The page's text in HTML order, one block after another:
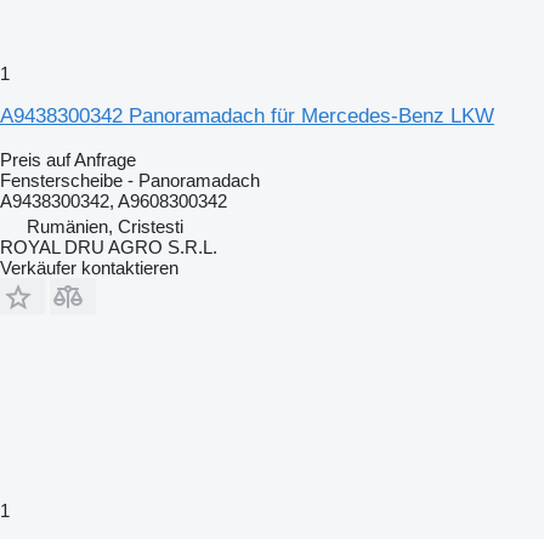
1
A9438300342 Panoramadach für Mercedes-Benz LKW
Preis auf Anfrage
Fensterscheibe - Panoramadach
A9438300342, A9608300342
Rumänien, Cristesti
ROYAL DRU AGRO S.R.L.
Verkäufer kontaktieren
1